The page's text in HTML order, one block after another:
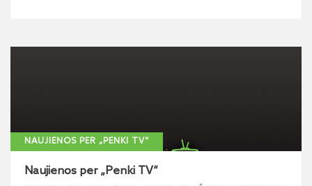
NAUJIENOS PER „PENKI TV“
Naujienos per „Penki TV“